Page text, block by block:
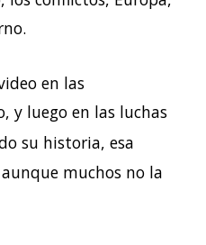
en las
y luego en las luchas
su historia, esa
muchos no la